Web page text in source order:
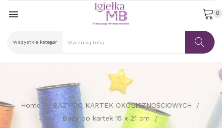
 0
Home
BAZY DO KARTEK OKOLICZNOŚCIOWYCH
Bazy do kartek 15 x 21 cm